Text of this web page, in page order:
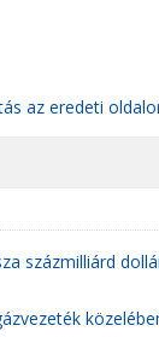
az eredeti
százmilliárd